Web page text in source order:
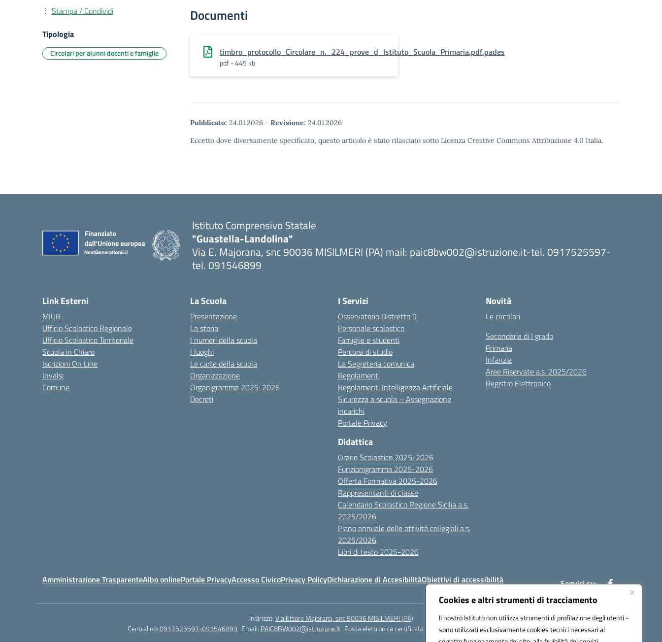
Cookies e altri strumenti di tracciamento
Il nostro Istituto non utilizza strumenti di profilazione degli utenti -
sono utilizzati esclusivamente cookies tecnici necessari al
Documenti
timbro_protocollo_Circolare_n._224_prove_d_Istituto_Scuola_Primaria.pdf.pades
pdf - 445 kb
Pubblicato: 24.01.2026 - Revisione: 24.01.2026
Eccetto dove diversamente specificato, questo articolo è stato rilasciato sotto Licenza Creative Commons Attribuzione 4.0 Italia.
Stampa / Condividi
Tipologia
Circolari per alunni docenti e famiglie
Istituto Comprensivo Statale
"Guastella-Landolina"
Via E. Majorana, snc 90036 MISILMERI (PA) mail: paic8bw002@istruzione.it-tel. 0917525597-
tel. 091546899
Link Esterni
MIUR
Ufficio Scolastico Regionale
Ufficio Scolastico Territoriale
Scuola in Chiaro
Iscrizioni On Line
Invalsi
Comune
La Scuola
Presentazione
La storia
I numeri della scuola
I luoghi
Le carte della scuola
Organizzazione
Organigramma 2025-2026
Decreti
I Servizi
Osservatorio Distretto 9
Personale scolastico
Famiglie e studenti
Percorsi di studio
La Segreteria comunica
Regolamenti
Regolamenti Intelligenza Artificiale
Sicurezza a scuola – Assegnazione
incarichi
Portale Privacy
Didattica
Orario Scolastico 2025-2026
Funzionigramma 2025-2026
Offerta Formativa 2025-2026
Rappresentanti di classe
Calendario Scolastico Regione Sicilia a.s.
2025/2026
Piano annuale delle attività collegiali a.s.
2025/2026
Libri di testo 2025-2026
Novità
Le circolari
Secondaria di I grado
Primaria
Infanzia
Aree Riservate a.s. 2025/2026
Registro Elettronico
Amministrazione TrasparenteAlbo onlinePortale PrivacyAccesso CivicoPrivacy PolicyDichiarazione di AccesibilitàObiettivi di accessibilità Seguici su:
Indirizzo:Via Ettore Majorana, snc 90036 MISILMERI (PA)
Centralino:0917525597-091546899 Email: PAIC8BW002@istruzione.it Posta elettronica certificata (PEC):PAIC8BW002@pec.istruzione.it